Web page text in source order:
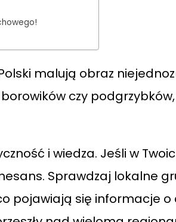
malują obraz
czy
i wiedza. Jeśli w
Sprawdzaj lokalne
pojawiają się informacje